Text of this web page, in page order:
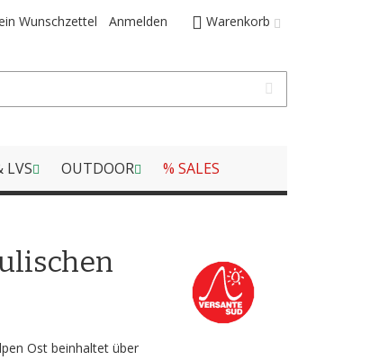
Warenkorb
Wunschzettel Anmelden
LVS OUTDOOR % SALES
Ost beinhaltet über